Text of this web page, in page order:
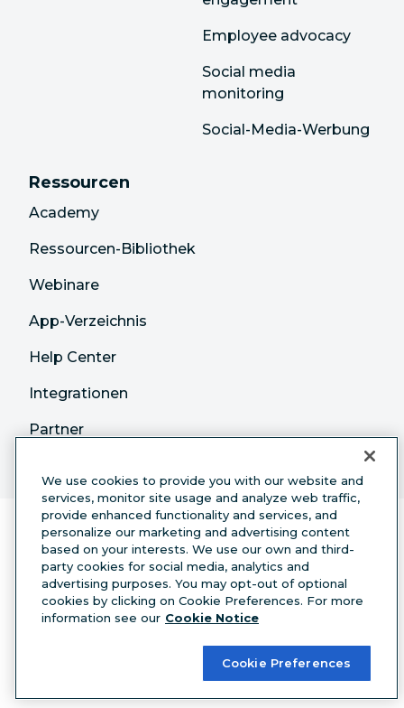
Employee advocacy
Social media
monitoring
Social-Media-Werbung
Ressourcen
Academy
Ressourcen-Bibliothek
Webinare
App-Verzeichnis
Help Center
Integrationen
Partner
Deutsch
Trust Center Privacy
Cookie
Accessibility
We use cookies to provide you with our website and
services, monitor site usage and analyze web traffic,
provide enhanced functionality and services, and
personalize our marketing and advertising content
based on your interests. We use our own and third-
party cookies for social media, analytics and
advertising purposes. You may opt-out of optional
cookies by clicking on Cookie Preferences. For more
information see our Cookie Notice
Cookie Preferences